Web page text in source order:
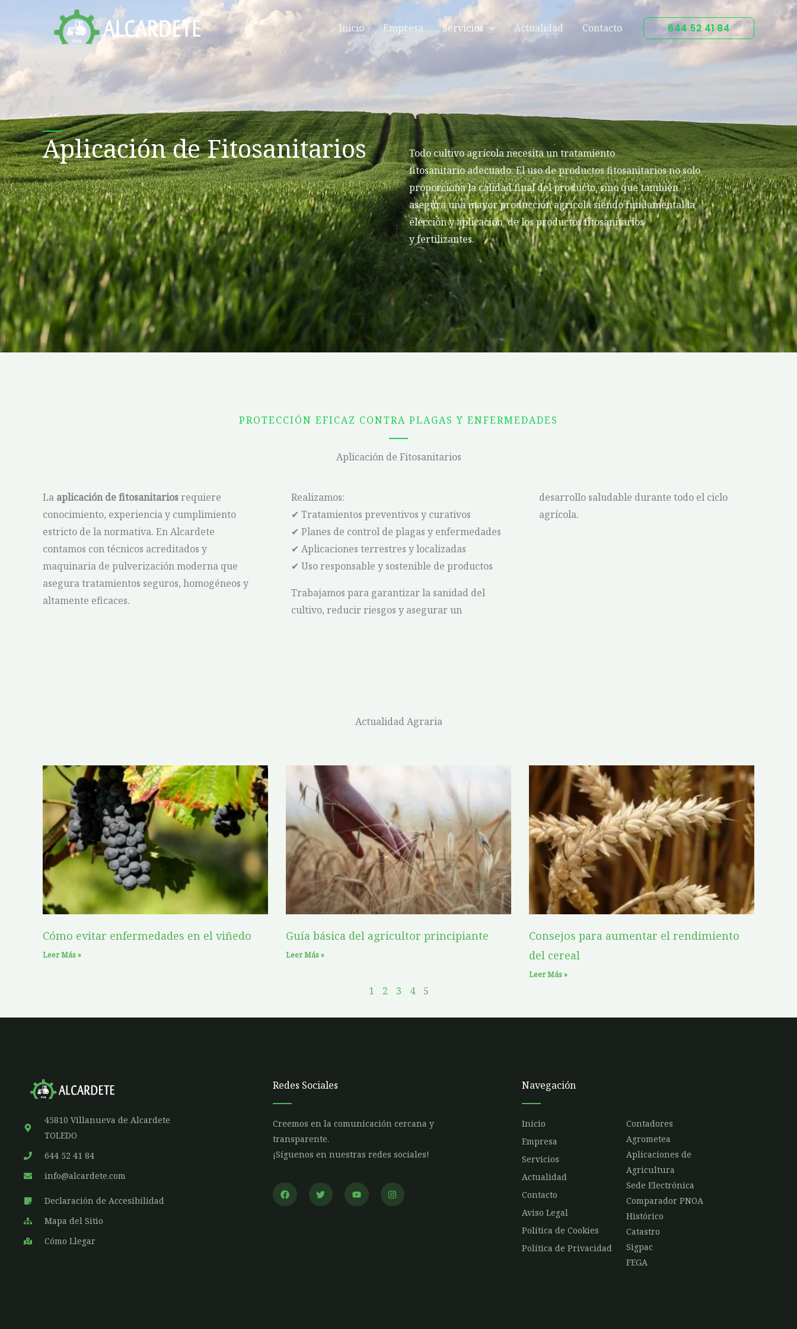
contenido
Inicio Empresa Servicios Actualidad Contacto 644 52 41 84
Aplicación de Fitosanitarios
Todo cultivo agrícola necesita un tratamiento
fitosanitario adecuado. El uso de productos fitosanitarios no solo
proporciona la calidad final del producto, sino que también
asegura una mayor producción agrícola siendo fundamental la
elección y aplicación de los productos fitosanitarios
y fertilizantes.
PROTECCIÓN EFICAZ CONTRA PLAGAS Y ENFERMEDADES
Aplicación de Fitosanitarios
La aplicación de fitosanitariosrequiere
conocimiento, experiencia y cumplimiento
estricto de la normativa. En Alcardete
contamos con técnicos acreditados y
maquinaria de pulverización moderna que
asegura tratamientos seguros, homogéneos y
altamente eficaces.
Realizamos:
✔ Tratamientos preventivos y curativos
✔ Planes de control de plagas y enfermedades
✔ Aplicaciones terrestres y localizadas
✔ Uso responsable y sostenible de productos
Trabajamos para garantizar la sanidad del
cultivo, reducir riesgos y asegurar un
desarrollo saludable durante todo el ciclo
agrícola.
Actualidad Agraria
Cómo evitar enfermedades en el viñedo
Leer Más »
Guía básica del agricultor principiante
Leer Más »
Consejos para aumentar el rendimiento
del cereal
Leer Más »
g
e
1
e
2
g
e
3
e
4
g
e
5
45810 Villanueva de Alcardete
TOLEDO
644 52 41 84
info@alcardete.com
Declaración de Accesibilidad
Mapa del Sitio
Cómo Llegar
Redes Sociales
Creemos en la comunicación cercana y
transparente.
¡Síguenos en nuestras redes sociales!
F
a
c
T
w
i
Y
o
u
I
n
s
Navegación
Inicio
Empresa
Servicios
Actualidad
Contacto
Aviso Legal
Política de Cookies
Política de Privacidad
Contadores
Agrometea
Aplicaciones de
Agricultura
Sede Electrónica
Comparador PNOA
Histórico
Catastro
Sigpac
FEGA